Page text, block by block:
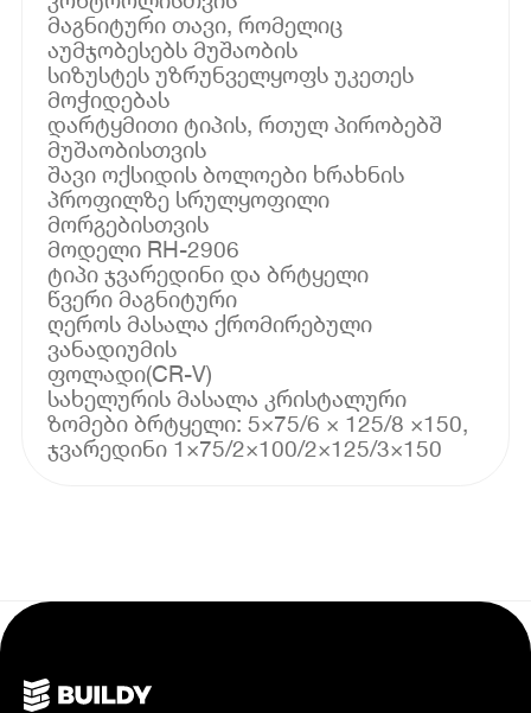
მაგნიტური თავი, რომელიც
აუმჯობესებს მუშაობის
სიზუსტეს უზრუნველყოფს უკეთეს
მოჭიდებას
დარტყმითი ტიპის, რთულ პირობებშ
მუშაობისთვის
შავი ოქსიდის ბოლოები ხრახნის
პროფილზე სრულყოფილი
მორგებისთვის
მოდელი RH-2906
ტიპი ჯვარედინი და ბრტყელი
წვერი მაგნიტური
ღეროს მასალა ქრომირებული
ვანადიუმის
ფოლადი(CR-V)
სახელურის მასალა კრისტალური
ზომები ბრტყელი: 5×75/6 × 125/8 ×150,
ჯვარედინი 1×75/2×100/2×125/3×150